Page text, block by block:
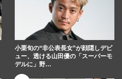
小栗旬の“非公表長女”が顔隠しデビ
ュー、透ける山田優の「スーパーモ
デルに」野…